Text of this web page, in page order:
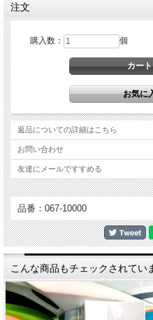
ご要望の多かったEKS Brand ゴーグル
レースの際にはゴーグル本体はもちろ
関する荷物は増えるばかり。。。
このゴーグルケースはゴーグルグッズ
す。
ゴーグル本体を5個収納可能（パーテ
フやレンズ等収納できるポケットもあ
大きさ：約25 x 36 x 13 cm
カラー：ブラック
注文
購入数： 個
返品についての詳細はこちら
お問い合わせ
友達にメールですすめる
品番：067-10000
こんな商品もチェックされてい